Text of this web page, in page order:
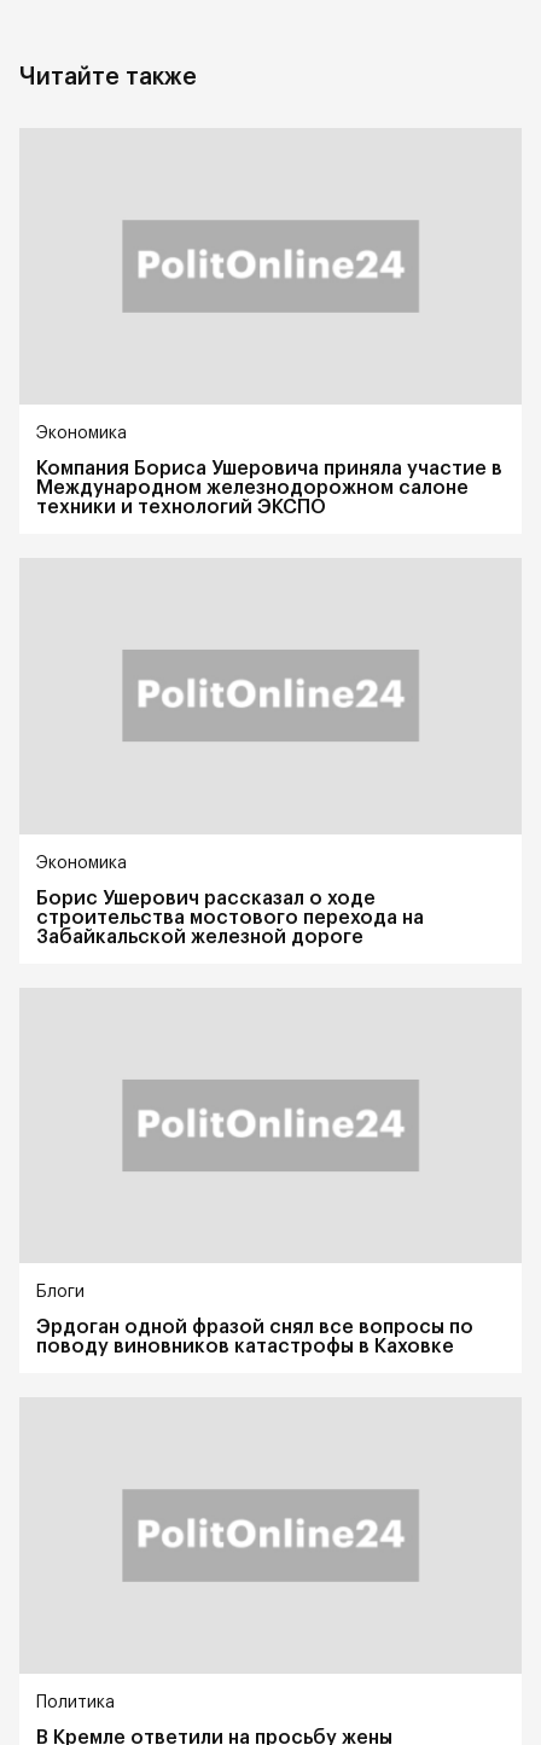
Читайте также
Экономика
Компания Бориса Ушеровича приняла участие в
Международном железнодорожном салоне
техники и технологий ЭКСПО
Экономика
Борис Ушерович рассказал о ходе
строительства мостового перехода на
Забайкальской железной дороге
Блоги
Эрдоган одной фразой снял все вопросы по
поводу виновников катастрофы в Каховке
Политика
В Кремле ответили на просьбу жены